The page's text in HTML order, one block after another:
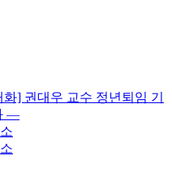
] 권대우 교수 정년퇴임 기
—